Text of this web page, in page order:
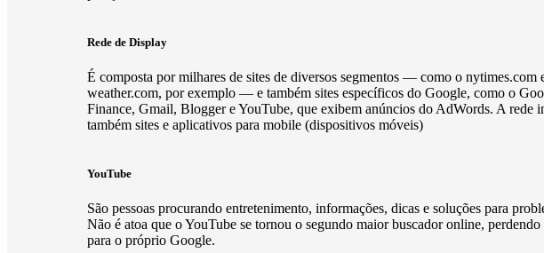
Rede de Display
É composta por milhares de sites de diversos segmentos — como o nytimes.com
weather.com, por exemplo — e também sites específicos do Google, como o
Finance, Gmail, Blogger e YouTube, que exibem anúncios do AdWords. A rede
também sites e aplicativos para mobile (dispositivos móveis)
YouTube
São pessoas procurando entretenimento, informações, dicas e soluções para
Não é atoa que o YouTube se tornou o segundo maior buscador online, perdendo
para o próprio Google.